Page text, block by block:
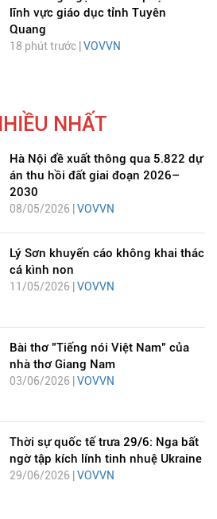
lĩnh vực giáo dục tỉnh Tuyên
Quang
18 phút trước | VOVVN
NHẤT
Hà Nội đề xuất thông qua 5.822 dự
án thu hồi đất giai đoạn 2026–
2030
08/05/2026 | VOVVN
Lý Sơn khuyến cáo không khai thác
cá kình non
11/05/2026 | VOVVN
Bài thơ "Tiếng nói Việt Nam" của
nhà thơ Giang Nam
03/06/2026 | VOVVN
Thời sự quốc tế trưa 29/6: Nga bất
ngờ tập kích lính tinh nhuệ Ukraine
29/06/2026 | VOVVN